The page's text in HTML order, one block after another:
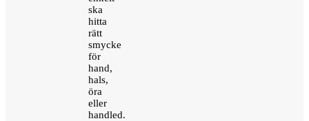
ska
hitta
rätt
smycke
för
hand,
hals,
öra
eller
handled.